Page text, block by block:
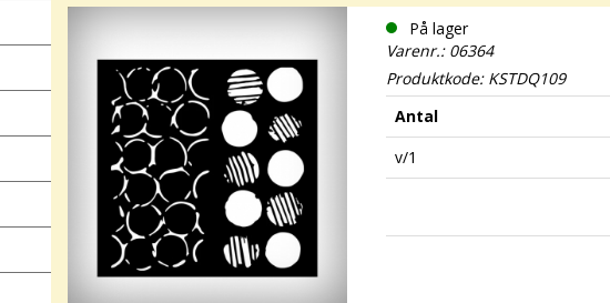
På lager
Varenr.: 06364
Produktkode: KSTDQ109
Antal
v/1